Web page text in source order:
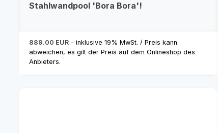
Stahlwandpool 'Bora Bora'!
889.00 EUR - inklusive 19% MwSt. / Preis kann
abweichen, es gilt der Preis auf dem Onlineshop des
Anbieters.